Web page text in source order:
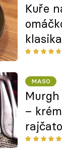
Kuře
Filipa
MASO
–
verzi